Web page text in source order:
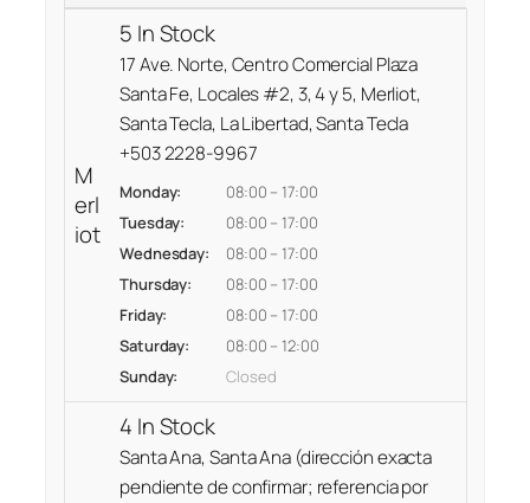
M
erl
iot
5 In Stock
17 Ave. Norte, Centro Comercial Plaza
Santa Fe, Locales #2, 3, 4 y 5, Merliot,
Santa Tecla, La Libertad, Santa Tecla
+503 2228-9967
Monday:
08:00 – 17:00
Tuesday:
08:00 – 17:00
Wednesday:
08:00 – 17:00
Thursday:
08:00 – 17:00
Friday:
08:00 – 17:00
Saturday:
08:00 – 12:00
Sunday:
Closed
4 In Stock
Santa Ana, Santa Ana (dirección exacta
pendiente de confirmar; referencia por